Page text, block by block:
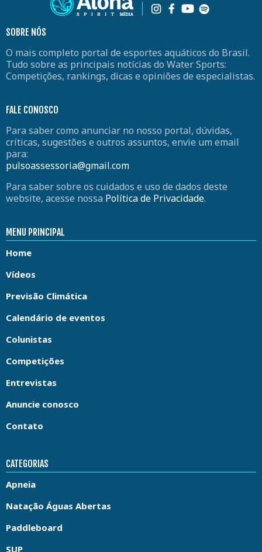
SOBRE NÓS
O mais completo portal de esportes aquáticos do Brasil.
Tudo sobre as principais notícias do Water Sports:
Competições, rankings, dicas e opiniões de especialistas.
FALE CONOSCO
Para saber como anunciar no nosso portal, dúvidas,
críticas, sugestões e outros assuntos, envie um email
para:
pulsoassessoria@gmail.com
Para saber sobre os cuidados e uso de dados deste
website, acesse nossa Política de Privacidade.
MENU PRINCIPAL
Home
Vídeos
Previsão Climática
Calendário de eventos
Colunistas
Competições
Entrevistas
Anuncie conosco
Contato
CATEGORIAS
Apneia
Natação Águas Abertas
Paddleboard
SUP